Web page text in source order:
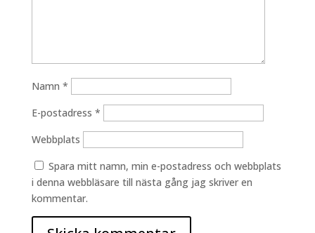
Namn *
E-postadress *
Webbplats
Spara mitt namn, min e-postadress och webbplats
i denna webbläsare till nästa gång jag skriver en
kommentar.